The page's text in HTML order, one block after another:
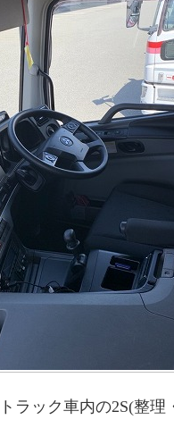
ラック車内の2S(整